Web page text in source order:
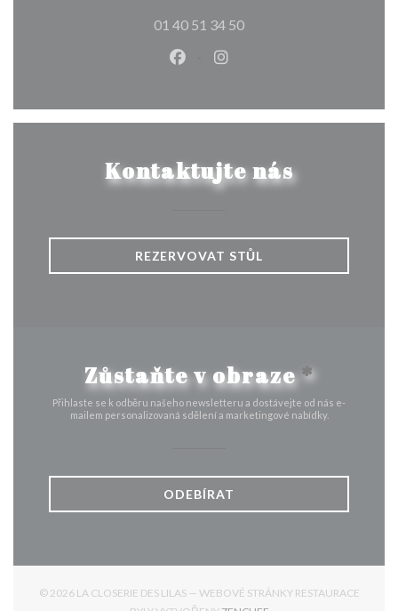
01 40 51 34 50
Facebook ((otevře se v novém
Instagram ((otevře se v
Kontaktujte nás
REZERVOVAT STŮL
Zůstaňte v obraze*
Přihlaste se k odběru našeho newsletteru a dostávejte od nás e-
mailem personalizovaná sdělení a marketingové nabídky.
ODEBÍRAT
© 2026 LA CLOSERIE DES LILAS — WEBOVÉ STRÁNKY RESTAURACE